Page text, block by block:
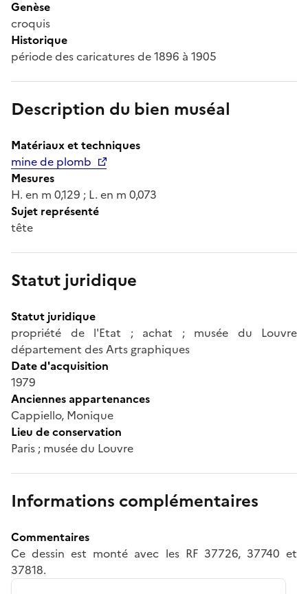
Genèse
croquis
Historique
période des caricatures de 1896 à 1905
Description du bien muséal
Matériaux et techniques
mine de plomb
Mesures
H. en m 0,129 ; L. en m 0,073
Sujet représenté
tête
Statut juridique
Statut juridique
propriété de l'Etat ; achat ; musée du Louvre
département des Arts graphiques
Date d'acquisition
1979
Anciennes appartenances
Cappiello, Monique
Lieu de conservation
Paris ; musée du Louvre
Informations complémentaires
Commentaires
Ce dessin est monté avec les RF 37726, 37740 et
37818.